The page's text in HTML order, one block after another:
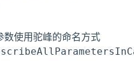
使用驼峰的命名方式